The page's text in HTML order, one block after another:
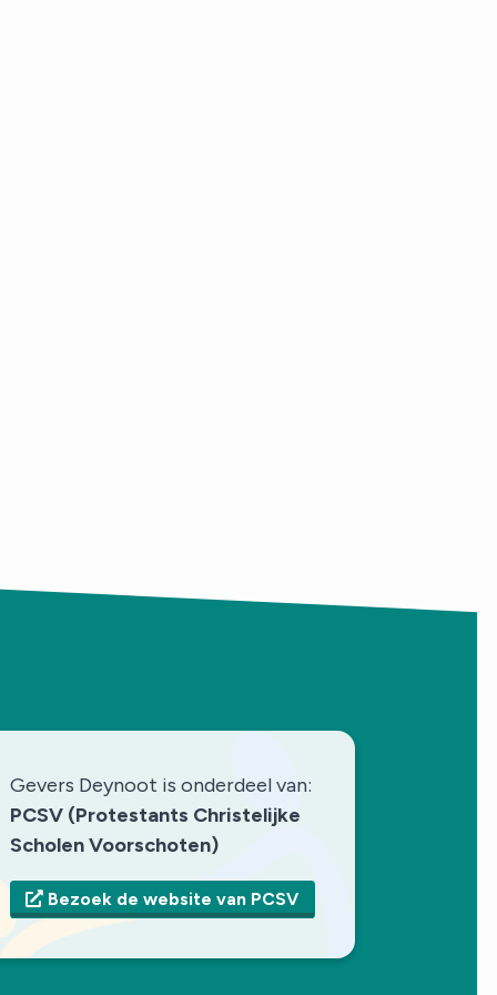
Gevers Deynoot is onderdeel van:
PCSV (Protestants Christelijke
Scholen Voorschoten)
Bezoek de website van PCSV